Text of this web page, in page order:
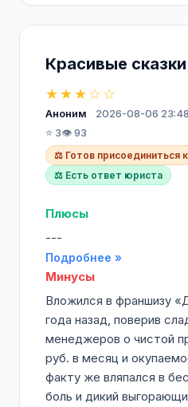
Красивые сказки
★★★☆☆
Аноним
2026-08-06
⭐ 3👁️ 93
⚖️ Готов присоединиться
⚖️ Есть ответ юриста
Плюсы
---
Подробнее »
Минусы
Вложился в франшизу
года назад, поверив
менеджеров о чистой
руб. в месяц и
факту же вляпался в
боль и дикий